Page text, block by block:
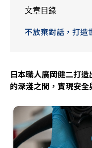
文章目錄
不放棄對話，打造
日本職人廣岡健二打
的深淺之間，實現安全